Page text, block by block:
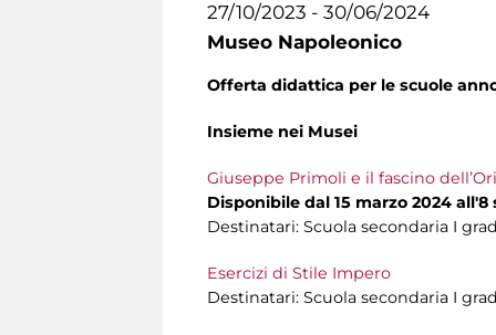
27/10/2023 - 30/06/2024
Museo Napoleonico
Offerta didattica per le scuole
Insieme nei Musei
Giuseppe Primoli e il fascino
Disponibile dal 15 marzo 2024
Destinatari: Scuola secondaria I
Esercizi di Stile Impero
Destinatari: Scuola secondaria I